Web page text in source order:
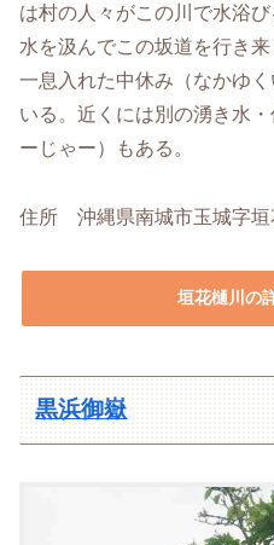
は村の人々がこの川で水浴
水を汲んでこの坂道を行き
一息入れた中休み（なかゆ
いる。近くには別の湧き水
ーじゃー）もある。
住所 沖縄県南城市玉城字垣
垣花樋川の
黒浜御嶽